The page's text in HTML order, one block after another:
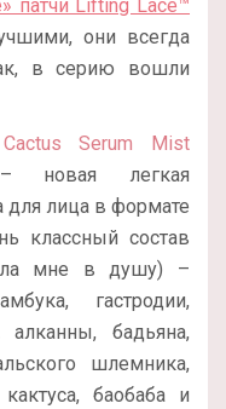
патчи Lifting Lace™
они всегда
в серию вошли
Serum Mist
новая легкая
лица в формате
классный состав
мне в душу) –
гастродии,
алканны, бадьяна,
шлемника,
баобаба и